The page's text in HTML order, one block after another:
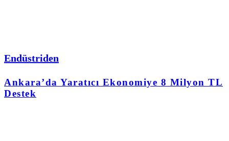
Endüstriden
Ankara’da Yaratıcı Ekonomiye 8 Milyon TL
Destek